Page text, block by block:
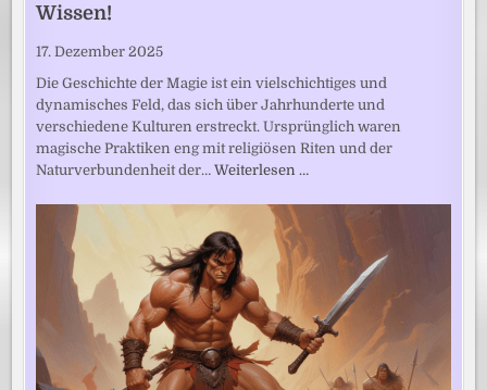
Wissen!
17. Dezember 2025
Die Geschichte der Magie ist ein vielschichtiges und
dynamisches Feld, das sich über Jahrhunderte und
verschiedene Kulturen erstreckt. Ursprünglich waren
magische Praktiken eng mit religiösen Riten und der
Naturverbundenheit der…Weiterlesen …